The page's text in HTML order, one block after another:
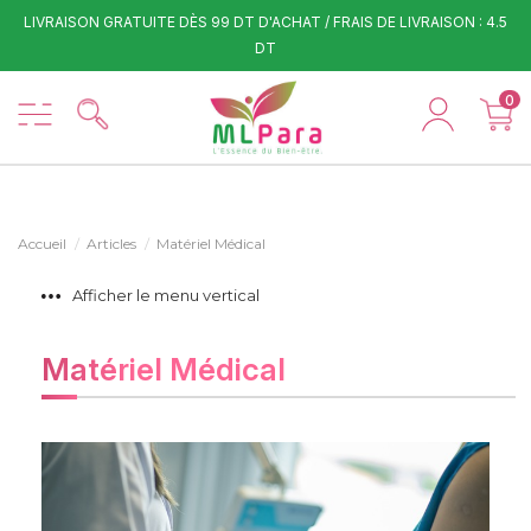
LIVRAISON GRATUITE DÈS 99 DT D'ACHAT / FRAIS DE LIVRAISON : 4.5
DT
0
Accueil Articles Matériel Médical
Afficher le menu vertical
Matériel Médical